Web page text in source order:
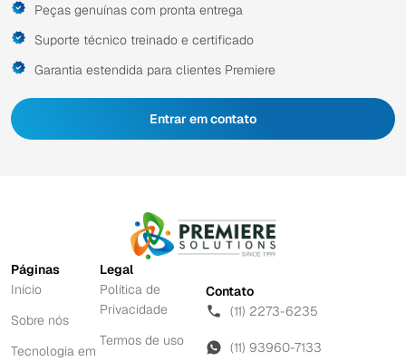
Peças genuínas com pronta entrega
Suporte técnico treinado e certificado
Garantia estendida para clientes Premiere
Entrar em contato
Páginas
Início
Sobre nós
Tecnologia em
Legal
Política de
Privacidade
Termos de uso
Contato
(11) 2273-6235
(11) 93960-7133